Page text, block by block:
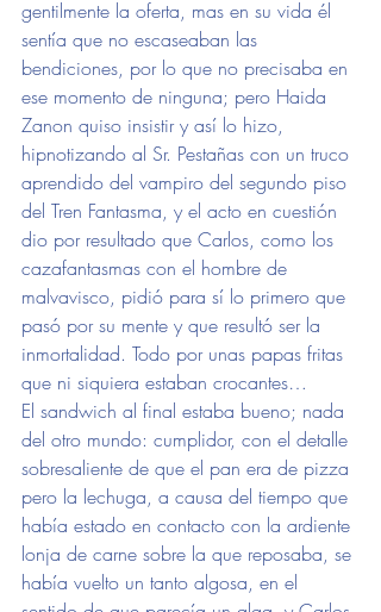
gentilmente la oferta, mas en su vida él
sentía que no escaseaban las
bendiciones, por lo que no precisaba en
ese momento de ninguna; pero Haida
Zanon quiso insistir y así lo hizo,
hipnotizando al Sr. Pestañas con un truco
aprendido del vampiro del segundo piso
del Tren Fantasma, y el acto en cuestión
dio por resultado que Carlos, como los
cazafantasmas con el hombre de
malvavisco, pidió para sí lo primero que
pasó por su mente y que resultó ser la
inmortalidad. Todo por unas papas fritas
que ni siquiera estaban crocantes…
El sandwich al final estaba bueno; nada
del otro mundo: cumplidor, con el detalle
sobresaliente de que el pan era de pizza
pero la lechuga, a causa del tiempo que
había estado en contacto con la ardiente
lonja de carne sobre la que reposaba, se
había vuelto un tanto algosa, en el